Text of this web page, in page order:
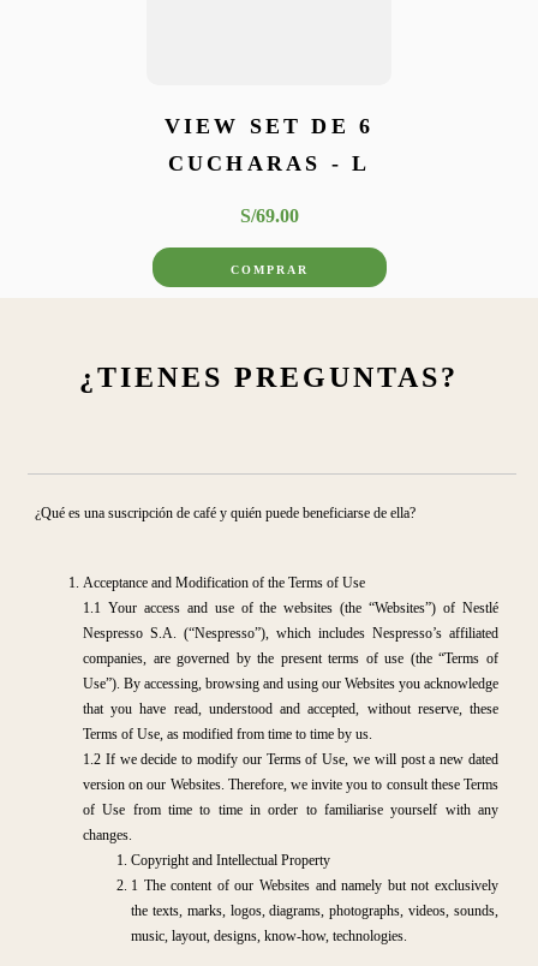
VIEW SET DE 6
CUCHARAS - L
S/69.00
COMPRAR
¿TIENES PREGUNTAS?
¿Qué es una suscripción de café y quién puede beneficiarse de ella?
Acceptance and Modification of the Terms of Use
1.1 Your access and use of the websites (the “Websites”) of Nestlé
Nespresso S.A. (“Nespresso”), which includes Nespresso’s affiliated
companies, are governed by the present terms of use (the “Terms of
Use”). By accessing, browsing and using our Websites you acknowledge
that you have read, understood and accepted, without reserve, these
Terms of Use, as modified from time to time by us.
1.2 If we decide to modify our Terms of Use, we will post a new dated
version on our Websites. Therefore, we invite you to consult these Terms
of Use from time to time in order to familiarise yourself with any
changes.
Copyright and Intellectual Property
1 The content of our Websites and namely but not exclusively
the texts, marks, logos, diagrams, photographs, videos, sounds,
music, layout, designs, know-how, technologies.